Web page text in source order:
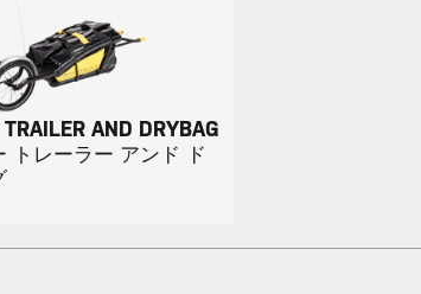
AND DRYBAG
トレーラー アンド ド